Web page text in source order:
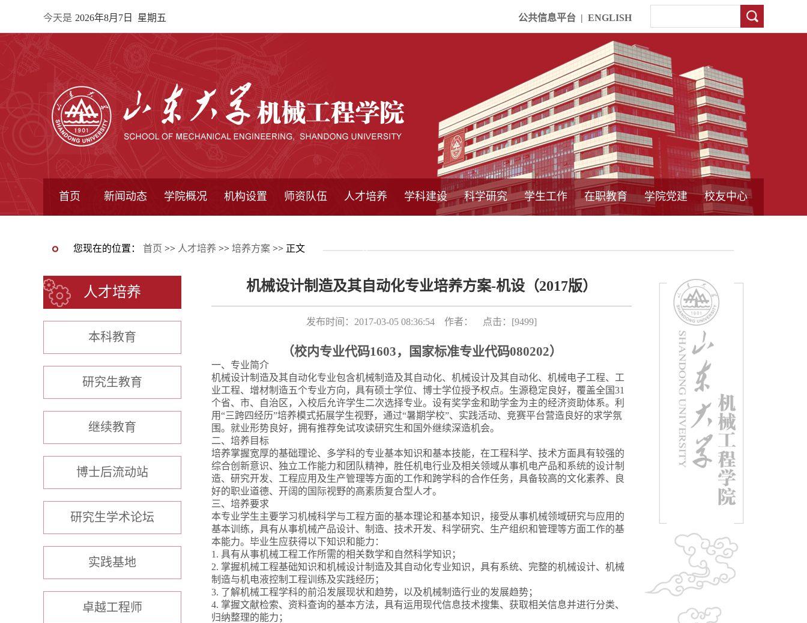
今天是 2026年8月7日 星期五 公共信息平台 | ENGLISH
首页 新闻动态 学院概况 机构设置 师资队伍 人才培养
坛
学科建设 科学研究 学生工作 在职教育 学院党建 校友中心
您现在的位置： 首页 >> 人才培养 >> 培养方案 >> 正文
人才培养
本科教育
研究生教育
继续教育
博士后流动站
研究生学术论坛
实践基地
卓越工程师
机械设计制造及其自动化专业培养方案-机设（2017版）
发布时间：2017-03-05 08:36:54 作者： 点击：[9499]
（校内专业代码1603， 国家标准专业代码080202）
一、专业简介
机械设计制造及其自动化专业包含机械制造及其自动化、机械设计及其自动化、机械电子工程、工
业工程、增材制造五个专业方向，具有硕士学位、博士学位授予权点。生源稳定良好，覆盖全国31
个省、市、自治区，入校后允许学生二次选择专业。设有奖学金和助学金为主的经济资助体系。利
用“三跨四经历”培养模式拓展学生视野，通过“暑期学校”、实践活动、竞赛平台营造良好的求学氛
围。就业形势良好，拥有推荐免试攻读研究生和国外继续深造机会。
二、培养目标
培养掌握宽厚的基础理论、多学科的专业基本知识和基本技能，在工程科学、技术方面具有较强的
综合创新意识、独立工作能力和团队精神，胜任机电行业及相关领域从事机电产品和系统的设计制
造、研究开发、工程应用及生产管理等方面的工作和跨学科的合作任务，具备较高的文化素养、良
好的职业道德、开阔的国际视野的高素质复合型人才。
三、培养要求
本专业学生主要学习机械科学与工程方面的基本理论和基本知识，接受从事机械领域研究与应用的
基本训练，具有从事机械产品设计、制造、技术开发、科学研究、生产组织和管理等方面工作的基
本能力。毕业生应获得以下知识和能力：
1. 具有从事机械工程工作所需的相关数学和自然科学知识；
2. 掌握机械工程基础知识和机械设计制造及其自动化专业知识，具有系统、完整的机械设计、机械
制造与机电液控制工程训练及实践经历；
3. 了解机械工程学科的前沿发展现状和趋势，以及机械制造行业的发展趋势；
4. 掌握文献检索、资料查询的基本方法，具有运用现代信息技术搜集、获取相关信息并进行分类、
归纳整理的能力；